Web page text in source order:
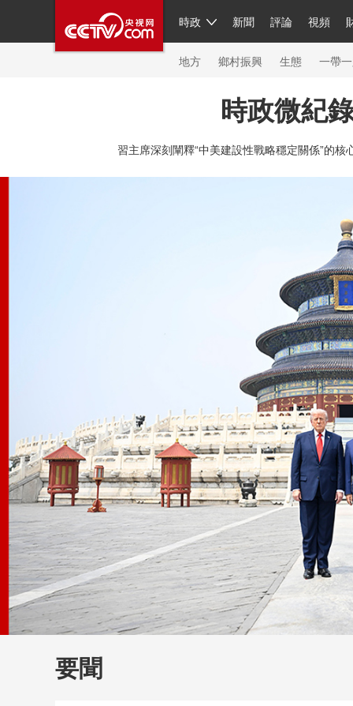
時政 新聞 評論 視頻
人民領袖習近平 聯播+ 中國
直播 片庫 欄目大全 節目單
繁體 海外頻道 iPanda
地方 鄉村振興 生態 一帶
共産黨員網 秧紀錄 紀
新聞 國內 國際 評論 經濟 軍事 科技
熊貓頻
新兵請入
全運會
生活體育大會
生態環境 一帶一路
大國展會 大國保險 雲頂對話 雲
CCTV.節目官網 直播 節目單 欄目 片庫
時政微紀
習主席深刻闡釋“中美建設性戰略穩定關係”的核
要聞